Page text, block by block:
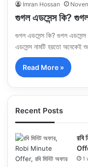
Imran Hossan
গুগল এডসেন্স কি? গুগল
গুগল এডসেন্স কি? গুগল এডসেন্স
এডসেন্স নামটি হয়তো অনেকেই
Read More »
Recent Posts
1